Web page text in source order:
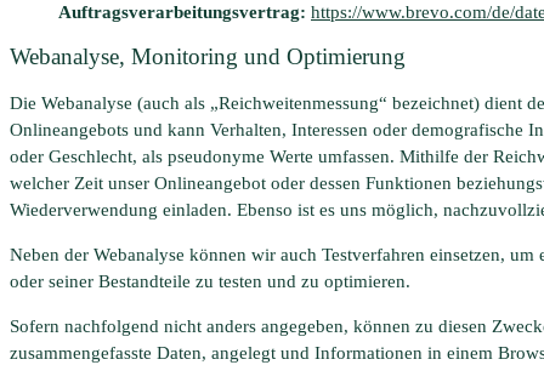
Auftragsverarbeitungsvertrag: https://www.brevo.com/de/
Webanalyse, Monitoring und Optimierung
Die Webanalyse (auch als „Reichweitenmessung“ bezeichnet) dient
Onlineangebots und kann Verhalten, Interessen oder demografische
oder Geschlecht, als pseudonyme Werte umfassen. Mithilfe der
welcher Zeit unser Onlineangebot oder dessen Funktionen
Wiederverwendung einladen. Ebenso ist es uns möglich,
Neben der Webanalyse können wir auch Testverfahren einsetzen,
oder seiner Bestandteile zu testen und zu optimieren.
Sofern nachfolgend nicht anders angegeben, können zu diesen
zusammengefasste Daten, angelegt und Informationen in einem